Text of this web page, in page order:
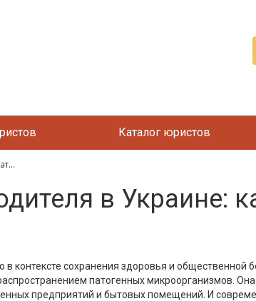
Каталог юристов
в Украине:
контексте сохранения здоровья и
патогенных микроорганизмов.
предприятий и бытовых помещений. И